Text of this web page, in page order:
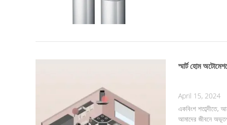
স্মার্ট হোম
April 15, 2024
একবিংশ শতাব্দীতে,
আমাদের জীবনে